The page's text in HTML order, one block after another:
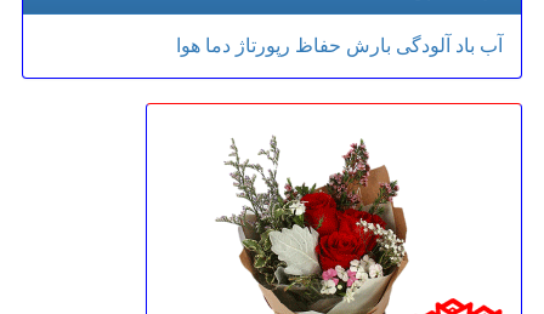
آب باد آلودگی بارش حفاظ رپورتاژ دما هوا